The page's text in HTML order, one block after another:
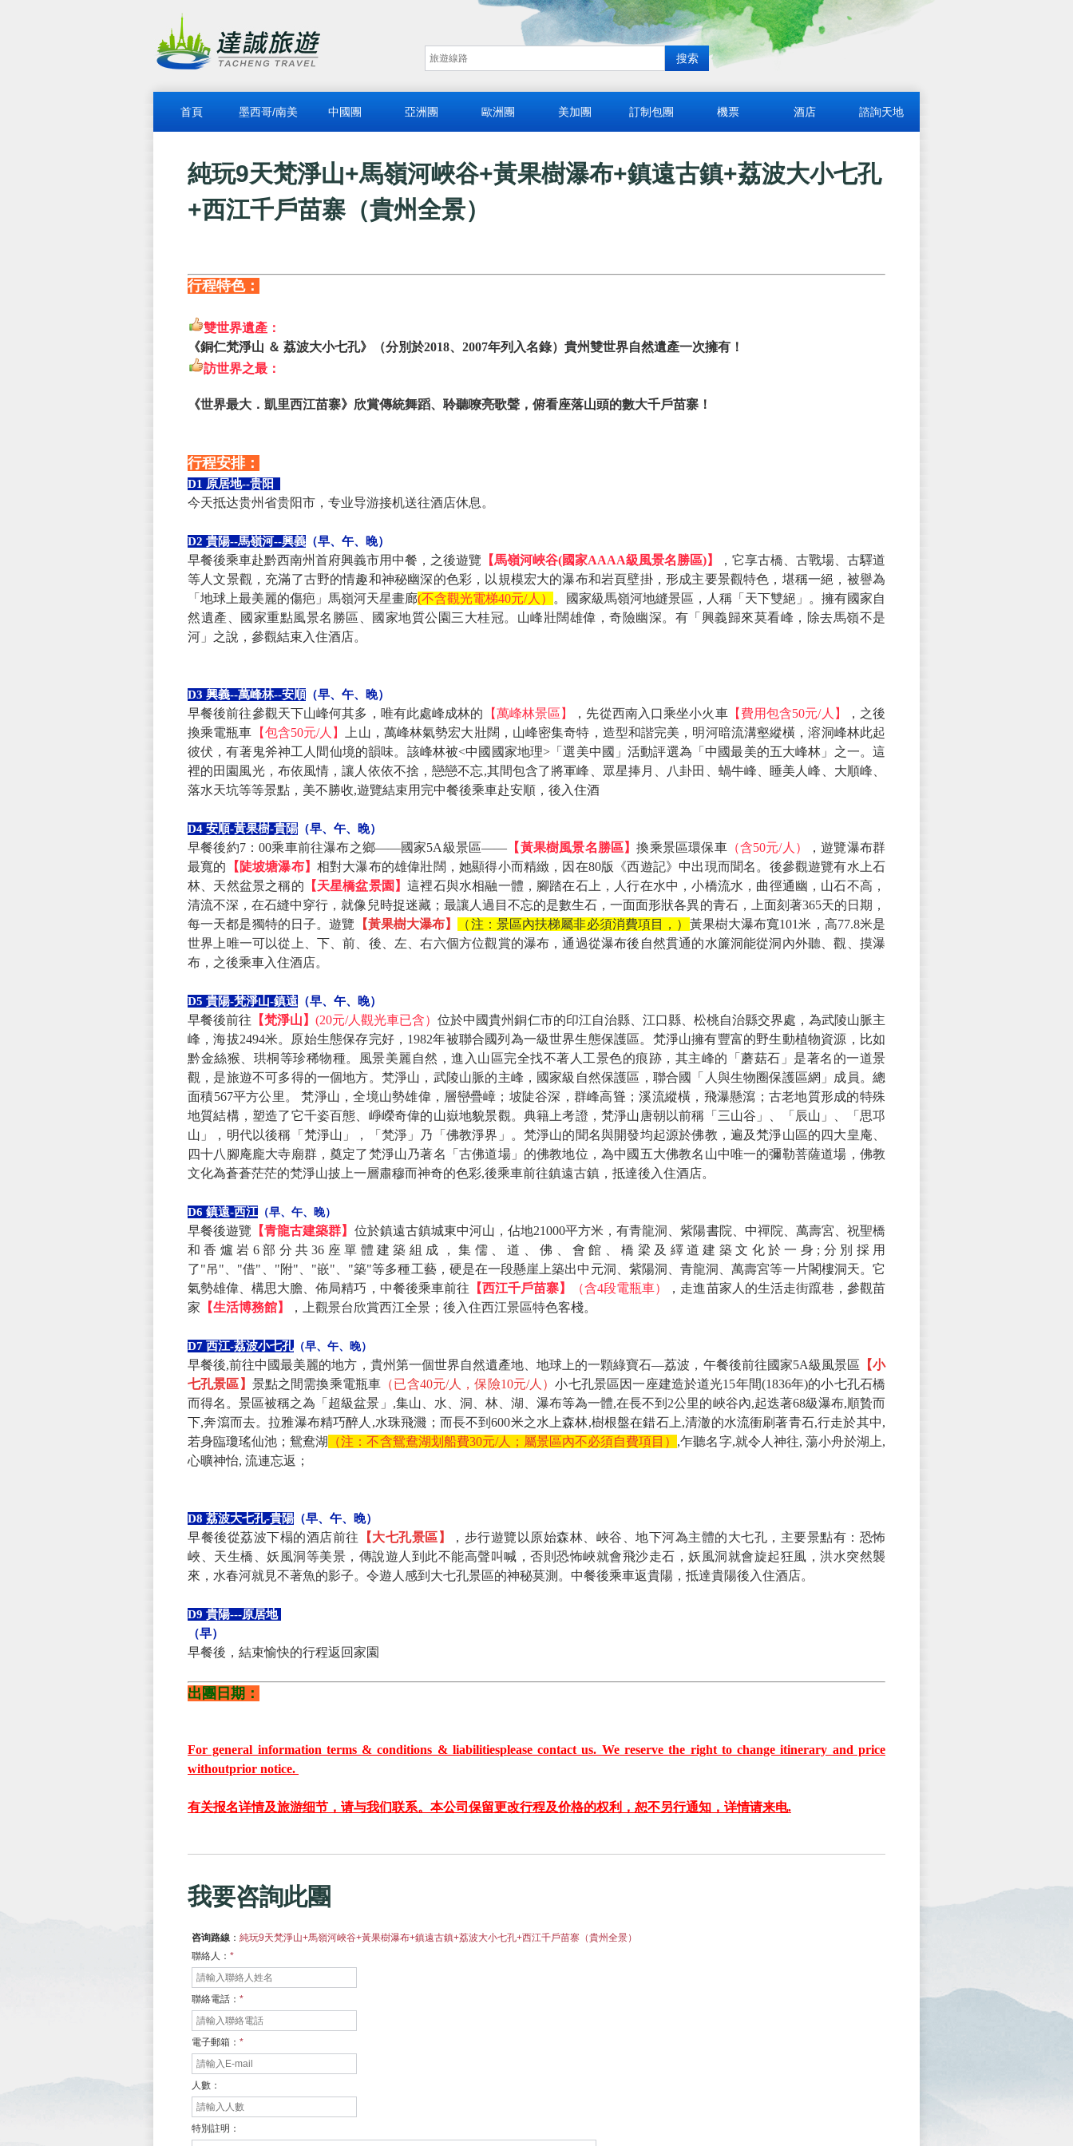
首頁 墨西哥/南美 中國團 亞洲團 歐洲團 美加團 訂制包團 機票 酒店 諮詢天地
純玩9天梵淨山+馬嶺河峽谷+黃果樹瀑布+鎮遠古鎮+荔波大小七孔
+西江千戶苗寨（貴州全景）
行程特色：
雙世界遺產：
《銅仁梵淨山 ＆ 荔波大小七孔》（分別於2018、2007年列入名錄）貴州雙世界自然遺產一次擁有！
訪世界之最：
《世界最大．凱里西江苗寨》欣賞傳統舞蹈、聆聽嘹亮歌聲，俯看座落山頭的數大千戶苗寨！
行程安排：
D1 原居地--贵阳
今天抵达贵州省贵阳市，专业导游接机送往酒店休息。
D2 貴陽--馬嶺河--興義 （早、午、晚）
早餐後乘車赴黔西南州首府興義市用中餐，之後遊覽 【馬嶺河峽谷(國家AAAA級風景名勝區)】
，它享古橋、古戰場、古驛道
等人文景觀，充滿了古野的情趣和神秘幽深的色彩，以規模宏大的瀑布和岩頁壁掛，形成主要景觀特色，堪稱一絕，被譽為
「地球上最美麗的傷疤」馬嶺河天星畫廊(不含觀光電梯40元/人）
。國家級馬嶺河地縫景區，人稱「天下雙絕」。擁有國家自
然遺產、國家重點風景名勝區、國家地質公園三大桂冠。山峰壯闊雄偉，奇險幽深。有「興義歸來莫看峰，除去馬嶺不是
河」之說，參觀結束入住酒店。
D3 興義--萬峰林--安順 （早、午、晚）
早餐後前往參觀天下山峰何其多，唯有此處峰成林的 【萬峰林景區】 ，先從西南入口乘坐小火車【費用包含50元/人】
，之後
換乘電瓶車 【包含50元/人】
上山，萬峰林氣勢宏大壯闊，山峰密集奇特，造型和諧完美，明河暗流溝壑縱橫，溶洞峰林此起
彼伏，有著鬼斧神工人間仙境的韻味。該峰林被<中國國家地理>「選美中國」活動評選為「中國最美的五大峰林」之一。這
裡的田園風光，布依風情，讓人依依不捨，戀戀不忘,其間包含了將軍峰、眾星捧月、八卦田、蝸牛峰、睡美人峰、大順峰、
落水天坑等等景點，美不勝收,遊覽結束用完中餐後乘車赴安順，後入住酒
D4 安順-黃果樹-貴陽 （早、午、晚）
早餐後約7：00乘車前往瀑布之鄉——國家5A級景區—— 【黃果樹風景名勝區】換乘景區環保車（含50元/人）
，遊覽瀑布群
最寬的 【陡坡塘瀑布】 相對大瀑布的雄偉壯闊，她顯得小而精緻，因在80版《西遊記》中出現而聞名。後參觀遊覽有水上石
林、天然盆景之稱的 【天星橋盆景園】這裡石與水相融一體，腳踏在石上，人行在水中，小橋流水，曲徑通幽，山石不高，
清流不深，在石縫中穿行，就像兒時捉迷藏；最讓人過目不忘的是數生石，一面面形狀各異的青石，上面刻著365天的日期，
每一天都是獨特的日子。遊覽 【黃果樹大瀑布】 （注：景區內扶梯屬非必須消費項目，） 黃果樹大瀑布寬101米，高77.8米是
世界上唯一可以從上、下、前、後、左、右六個方位觀賞的瀑布，通過從瀑布後自然貫通的水簾洞能從洞內外聽、觀、摸瀑
布，之後乘車入住酒店。
D5 貴陽-梵淨山-鎮遠 （早、午、晚）
早餐後前往 【梵淨山】(20元/人觀光車已含）位於中國貴州銅仁市的印江自治縣、江口縣、松桃自治縣交界處，為武陵山脈主
峰，海拔2494米。原始生態保存完好，1982年被聯合國列為一級世界生態保護區。梵淨山擁有豐富的野生動植物資源，比如
黔金絲猴、珙桐等珍稀物種。風景美麗自然，進入山區完全找不著人工景色的痕跡，其主峰的「蘑菇石」是著名的一道景
觀，是旅遊不可多得的一個地方。梵淨山，武陵山脈的主峰，國家級自然保護區，聯合國「人與生物圈保護區網」成員。總
面積567平方公里。 梵淨山，全境山勢雄偉，層巒疊嶂；坡陡谷深，群峰高聳；溪流縱橫，飛瀑懸瀉；古老地質形成的特殊
地質結構，塑造了它千姿百態、崢嶸奇偉的山嶽地貌景觀。典籍上考證，梵淨山唐朝以前稱「三山谷」、「辰山」、「思邛
山」，明代以後稱「梵淨山」，「梵淨」乃「佛教淨界」。梵淨山的聞名與開發均起源於佛教，遍及梵淨山區的四大皇庵、
四十八腳庵龐大寺廟群，奠定了梵淨山乃著名「古佛道場」的佛教地位，為中國五大佛教名山中唯一的彌勒菩薩道場，佛教
文化為蒼蒼茫茫的梵淨山披上一層肅穆而神奇的色彩,後乘車前往鎮遠古鎮，抵達後入住酒店。
D6 鎮遠-西江 （早、午、晚）
早餐後遊覽 【青龍古建築群】 位於鎮遠古鎮城東中河山，佔地21000平方米，有青龍洞、紫陽書院、中禪院、萬壽宮、祝聖橋
和香爐岩6部分共36座單體建築組成，集儒、道、佛、會館、橋梁及繹道建築文化於一身;分別採用
了"吊"、"借"、"附"、"嵌"、"築"等多種工藝，硬是在一段懸崖上築出中元洞、紫陽洞、青龍洞、萬壽宮等一片閣樓洞天。它
氣勢雄偉、構思大膽、佈局精巧，中餐後乘車前往 【西江千戶苗寨】 （含4段電瓶車）
，走進苗家人的生活走街躥巷，參觀苗
家 【生活博務館】 ，上觀景台欣賞西江全景；後入住西江景區特色客棧。
D7 西江-荔波小七孔 （早、午、晚）
早餐後,前往中國最美麗的地方，貴州第一個世界自然遺產地、地球上的一顆綠寶石—荔波，午餐後前往國家5A級風景區 【小
七孔景區】 景點之間需換乘電瓶車 （已含40元/人，保險10元/人）小七孔景區因一座建造於道光15年間(1836年)的小七孔石橋
而得名。景區被稱之為「超級盆景」,集山、水、洞、林、湖、瀑布等為一體,在長不到2公里的峽谷內,起迭著68級瀑布,順贄而
下,奔瀉而去。拉雅瀑布精巧醉人,水珠飛濺；而長不到600米之水上森林,樹根盤在錯石上,清澈的水流衝刷著青石,行走於其中,
若身臨瓊瑤仙池；鴛鴦湖
（注：不含鴛鴦湖划船費30元/人；屬景區內不必須自費項目） ,乍聽名字,就令人神往, 蕩小舟於湖上,
心曠神怡, 流連忘返；
D8 荔波大七孔-貴陽 （早、午、晚）
早餐後從荔波下榻的酒店前往 【大七孔景區】
，步行遊覽以原始森林、峽谷、地下河為主體的大七孔，主要景點有：恐怖
峽、天生橋、妖風洞等美景，傳說遊人到此不能高聲叫喊，否則恐怖峽就會飛沙走石，妖風洞就會旋起狂風，洪水突然襲
來，水春河就見不著魚的影子。令遊人感到大七孔景區的神秘莫測。中餐後乘車返貴陽，抵達貴陽後入住酒店。
D9 貴陽---原居地
（早）
早餐後，結束愉快的行程返回家園
出團日期：
For general information terms & conditions & liabilitiesplease contact us. We reserve the right to change itinerary and price
withoutprior notice.
有关报名详情及旅游细节，请与我们联系。本公司保留更改行程及价格的权利，恕不另行通知，详情请来电.
我要咨詢此團
咨询路線 ： 純玩9天梵淨山+馬嶺河峽谷+黃果樹瀑布+鎮遠古鎮+荔波大小七孔+西江千戶苗寨（貴州全景）
聯絡人： *
聯絡電話： *
電子郵箱： *
人數：
特別註明：